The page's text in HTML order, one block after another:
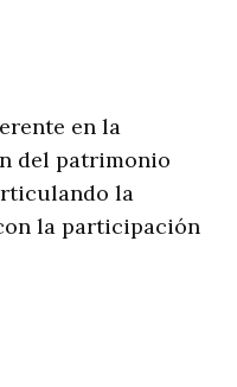
en la
del patrimonio
la
la participación